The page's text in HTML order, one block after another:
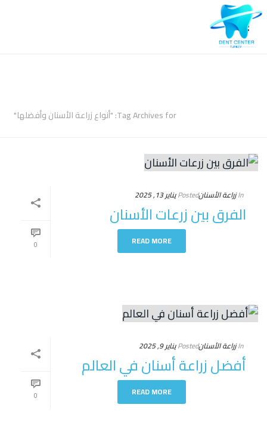
Tag Archives for: "أنواع زراعة الأسنان وأفضلها"
0
Inزراعة الأسنانPostedيناير 13, 2025
الفرق بين زرعات الأسنان
READ MORE
0
Inزراعة الأسنانPostedيناير 9, 2025
أفضل زراعة أسنان في العالم
READ MORE